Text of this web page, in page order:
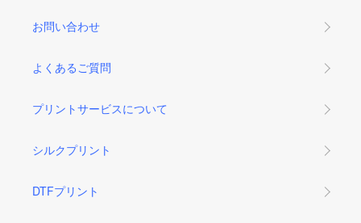
お問い合わせ
よくあるご質問
プリントサービスについて
シルクプリント
DTFプリント